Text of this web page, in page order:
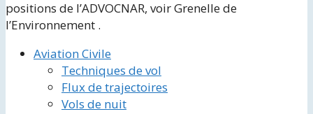
positions de l’ADVOCNAR, voir Grenelle de
l’Environnement .
Aviation Civile
Techniques de vol
Flux de trajectoires
Vols de nuit